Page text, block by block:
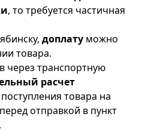
, то требуется частичная
доплату можно
товара.
через транспортную
расчет
товара на
отправкой в пункт